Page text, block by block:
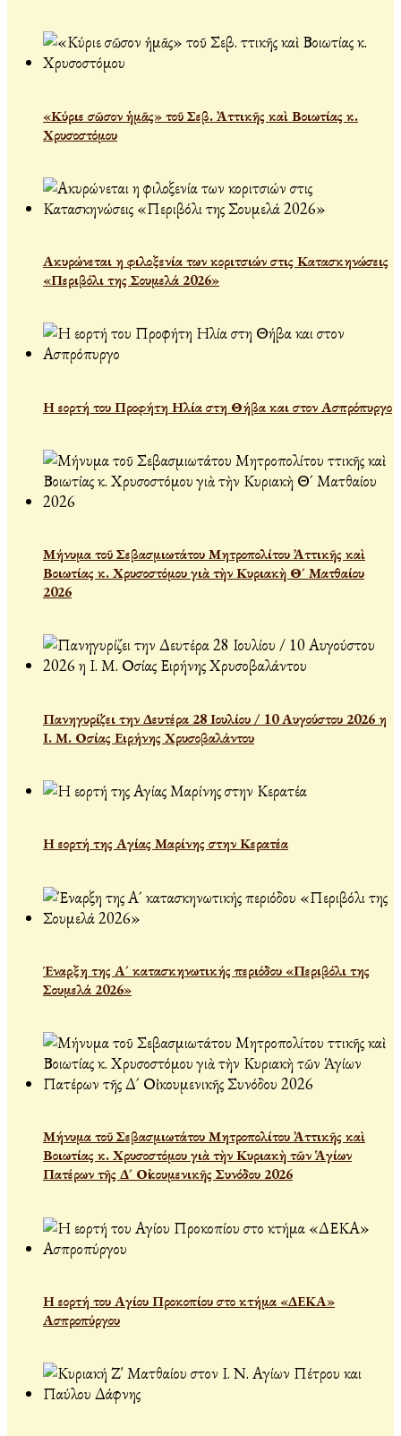
«Κύριε σῶσον ἡμᾶς» τοῦ Σεβ. Ἀττικῆς καὶ Βοιωτίας κ.
Χρυσοστόμου
Ακυρώνεται η φιλοξενία των κοριτσιών στις Κατασκηνώσεις
«Περιβόλι της Σουμελά 2026»
Η εορτή του Προφήτη Ηλία στη Θήβα και στον Ασπρόπυργο
Μήνυμα τοῦ Σεβασμιωτάτου Μητροπολίτου Ἀττικῆς καὶ
Βοιωτίας κ. Χρυσοστόμου γιὰ τὴν Κυριακὴ Θ´ Ματθαίου
2026
Πανηγυρίζει την Δευτέρα 28 Ιουλίου / 10 Αυγούστου 2026 η
Ι. Μ. Οσίας Ειρήνης Χρυσοβαλάντου
Η εορτή της Αγίας Μαρίνης στην Κερατέα
Έναρξη της Α´ κατασκηνωτικής περιόδου «Περιβόλι της
Σουμελά 2026»
Μήνυμα τοῦ Σεβασμιωτάτου Μητροπολίτου Ἀττικῆς καὶ
Βοιωτίας κ. Χρυσοστόμου γιὰ τὴν Κυριακὴ τῶν Ἁγίων
Πατέρων τῆς Δ´ Οἰκουμενικῆς Συνόδου 2026
Η εορτή του Αγίου Προκοπίου στο κτήμα «ΔΕΚΑ»
Ασπροπύργου